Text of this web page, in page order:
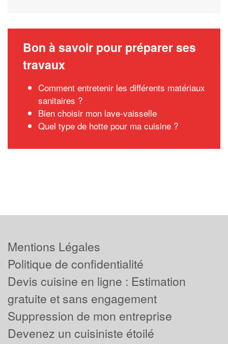
Bon à savoir pour préparer ses
travaux
Comment entretenir les différents matériaux
sanitaires ?
Bien choisir mon lave-vaisselle
Quel type de hotte pour ma cuisine ?
Mentions Légales
Politique de confidentialité
Devis cuisine en ligne : Estimation
gratuite et sans engagement
Suppression de mon entreprise
Devenez un cuisiniste étoilé